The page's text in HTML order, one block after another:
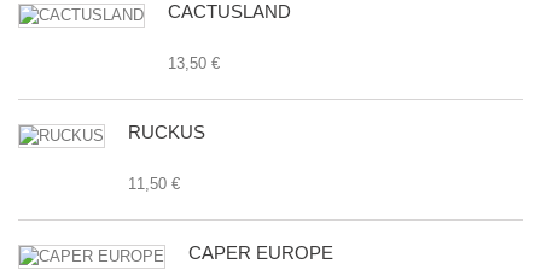
CACTUSLAND
13,50 €
RUCKUS
11,50 €
CAPER EUROPE